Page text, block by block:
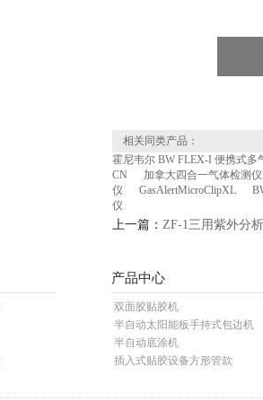
相关同类产品：
霍尼韦尔 BW FLEX-I 便携式多
CN
加拿大四合一气体检测
仪
GasAlertMicroClipXL
仪
上一篇： ZF-1三用紫外分
产品中心
双面胶贴胶机
半自动太阳能板手持式包边机
半自动底涂机
插入式贴胶设备方形管款